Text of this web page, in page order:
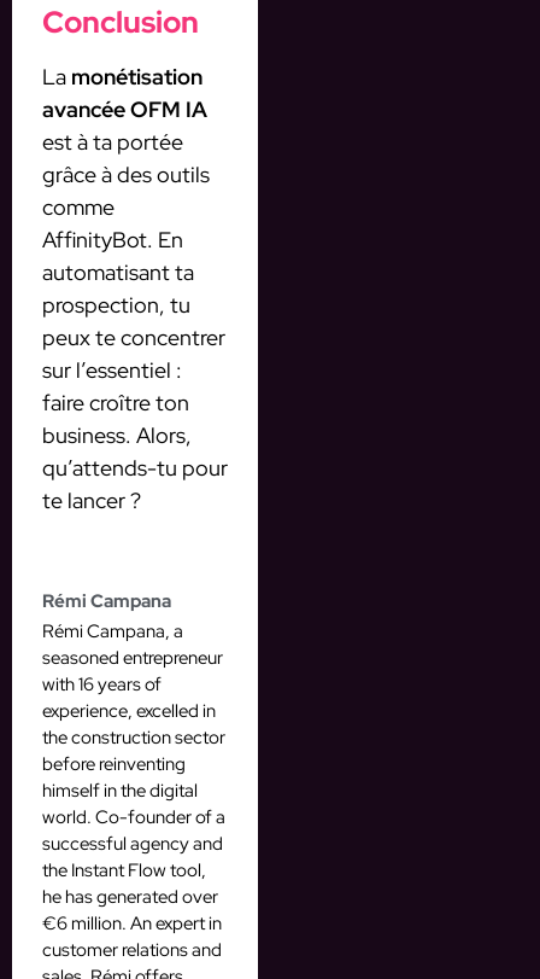
Conclusion
La monétisation
avancée OFM IA
est à ta portée
grâce à des outils
comme
AffinityBot. En
automatisant ta
prospection, tu
peux te concentrer
sur l’essentiel :
faire croître ton
business. Alors,
qu’attends-tu pour
te lancer ?
Rémi Campana
Rémi Campana, a
seasoned entrepreneur
with 16 years of
experience, excelled in
the construction sector
before reinventing
himself in the digital
world. Co-founder of a
successful agency and
the Instant Flow tool,